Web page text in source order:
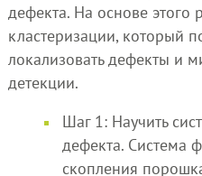
дефекта. На основе этого
кластеризации, который
локализовать дефекты и
детекции.
Шаг 1: Научить
дефекта. Система
скопления